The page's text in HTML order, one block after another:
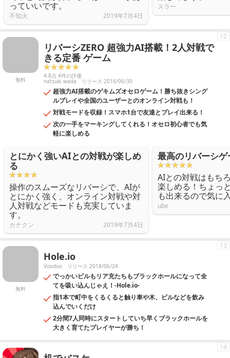
っていいです。
不知火 2019年7月4日
スラー
無料
リバーシZERO 超強力AI搭載！2人対戦で
きる定番 ゲーム
4.8点 4件の評価
natsuki wada リリース 2016/06/30
超強力AI搭載のゲキムズオセロゲーム！勝ち抜きシング
ルプレイや全国のユーザーとのオンライン対戦も！
対戦モードを収録！スマホ1台で友達とプレイ出来る！
次の一手をマーキングしてくれる！オセロ初心者でも気
軽に楽しめる
12
とにかく強いAIとの対戦が楽しめ
る
操作のスムーズなリバーシで、AIが
とにかく強く、オンライン対戦や対
人対戦などモードも充実していま
す。
カナクン 2019年7月4日
最高のリバーシゲ
AIとの対戦はもち
楽しめる！ちょっ
も出来るので気に
ube
無料
Hole.io
Voodoo リリース 2018/06/24
でっかいビルもリア充たちもブラックホールになって全
てを吸い込んじゃえ！-Hole.io-
指1本で町中をくるくると触り車や木、ビルなどを飲み
込んでいくだけ
2分間7人同時にスタートしていち早くブラックホールを
大きく育てたプレイヤーが勝ち！
13
14